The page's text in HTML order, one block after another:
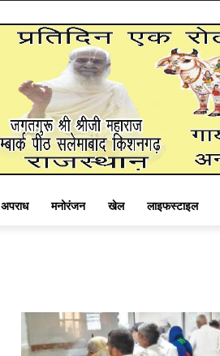
अपराध मनोरंजन खेल लाइफस्टाइल